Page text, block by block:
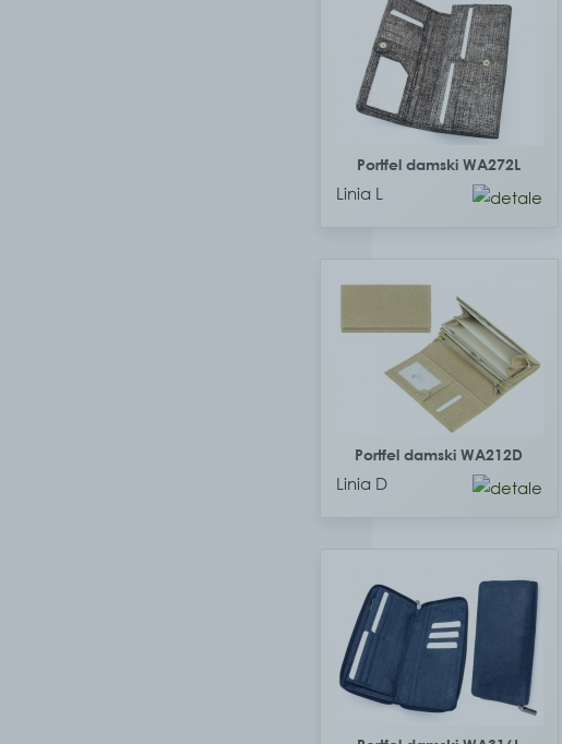
Portfel damski WA272L
Linia L
Portfel damski WA212D
Linia D